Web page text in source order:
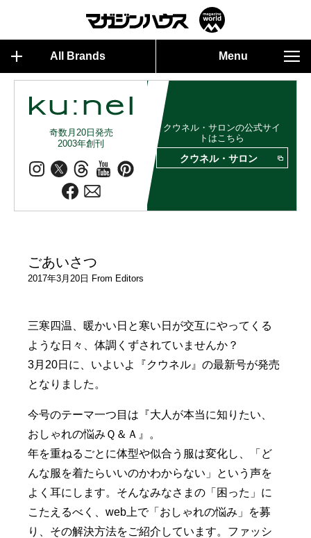
All Brands Menu
奇数月20日発売
2003年創刊
クウネル・サロンの公式サイ
トはこちら
クウネル・サロン
ごあいさつ
2017年3月20日 From Editors
三寒四温、暖かい日と寒い日が交互にやってくる
ような日々、体調くずされていませんか？
3月20日に、いよいよ『クウネル』の最新号が発売
となりました。
今号のテーマ一つ目は『大人が本当に知りたい、
おしゃれの悩みＱ＆Ａ』。
年を重ねるごとに体型や似合う服は変化し、「ど
んな服を着たらいいのかわからない」という声を
よく耳にします。そんなみなさまの「困った」に
こたえるべく、web上で「おしゃれの悩み」を募
り、その解決方法をご紹介しています。ファッシ